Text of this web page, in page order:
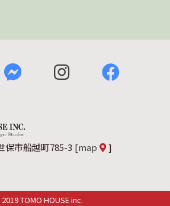
保市船越町785-3 [map
]
2019 TOMO HOUSE inc.